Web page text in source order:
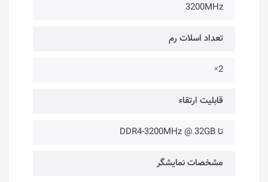
3200MHz
تعداد اسلات رم
2×
قابلیت ارتقاء
تا DDR4-3200MHz @ 32GB
مشخصات نمایشگر